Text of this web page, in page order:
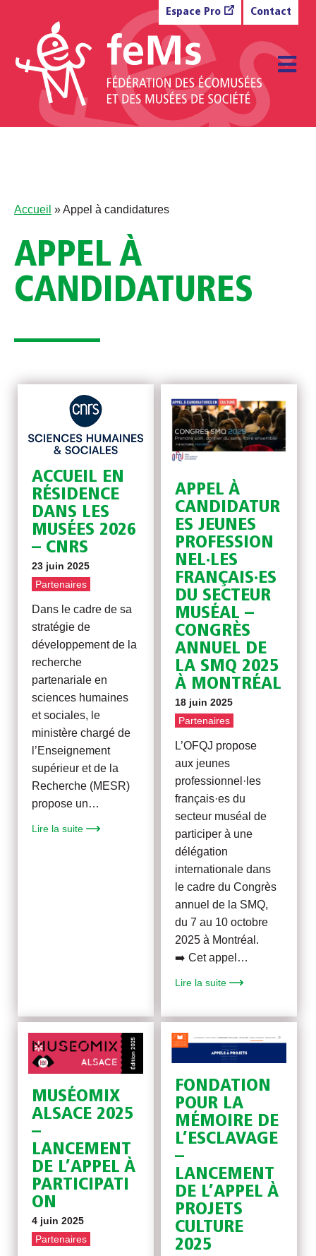
Espace Pro Contact
Accueil »Appel à candidatures
APPEL À
CANDIDATURES
ACCUEIL EN
RÉSIDENCE
DANS LES
MUSÉES 2026
– CNRS
23 juin 2025
Partenaires
Dans le cadre de sa
stratégie de
développement de la
recherche
partenariale en
sciences humaines
et sociales, le
ministère chargé de
l’Enseignement
supérieur et de la
Recherche (MESR)
propose un…
Lire la suite
APPEL À
CANDIDATUR
ES JEUNES
PROFESSION
NEL·LES
FRANÇAIS·ES
DU SECTEUR
MUSÉAL –
CONGRÈS
ANNUEL DE
LA SMQ 2025
À MONTRÉAL
18 juin 2025
Partenaires
L’OFQJ propose
aux jeunes
professionnel·les
français·es du
secteur muséal de
participer à une
délégation
internationale dans
le cadre du Congrès
annuel de la SMQ,
du 7 au 10 octobre
2025 à Montréal.
➡️ Cet appel…
Lire la suite
MUSÉOMIX
ALSACE 2025
–
LANCEMENT
DE L’APPEL À
PARTICIPATI
ON
4 juin 2025
Partenaires
FONDATION
POUR LA
MÉMOIRE DE
L’ESCLAVAGE
–
LANCEMENT
DE L’APPEL À
PROJETS
CULTURE
2025